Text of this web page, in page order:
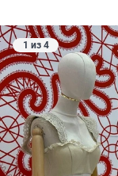
1 из 4